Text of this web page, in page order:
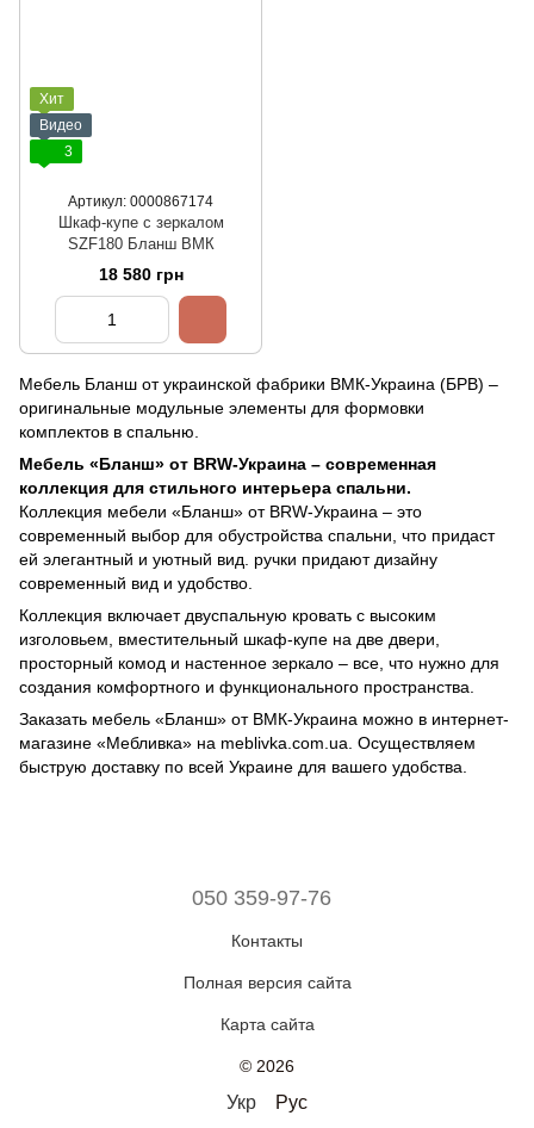
Хит
Видео
3
Артикул: 0000867174
Шкаф-купе с зеркалом
SZF180 Бланш ВМК
18 580 грн
Мебель Бланш от украинской фабрики ВМК-Украина (БРВ) –
оригинальные модульные элементы для формовки
комплектов в спальню.
Мебель «Бланш» от BRW-Украина – современная
коллекция для стильного интерьера спальни.
Коллекция мебели «Бланш» от BRW-Украина – это
современный выбор для обустройства спальни, что придаст
ей элегантный и уютный вид. ручки придают дизайну
современный вид и удобство.
Коллекция включает двуспальную кровать с высоким
изголовьем, вместительный шкаф-купе на две двери,
просторный комод и настенное зеркало – все, что нужно для
создания комфортного и функционального пространства.
Заказать мебель «Бланш» от ВМК-Украина можно в интернет-
магазине «Мебливка» на meblivka.com.ua. Осуществляем
быструю доставку по всей Украине для вашего удобства.
050 359-97-76
Контакты
Полная версия сайта
Карта сайта
© 2026
Укр Рус